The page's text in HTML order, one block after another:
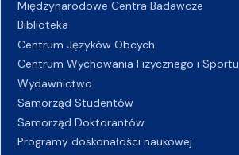
Międzynarodowe Centra Badawcze
Biblioteka
Centrum Języków Obcych
Centrum Wychowania Fizycznego i Sportu
Wydawnictwo
Samorząd Studentów
Samorząd Doktorantów
Programy doskonałości naukowej